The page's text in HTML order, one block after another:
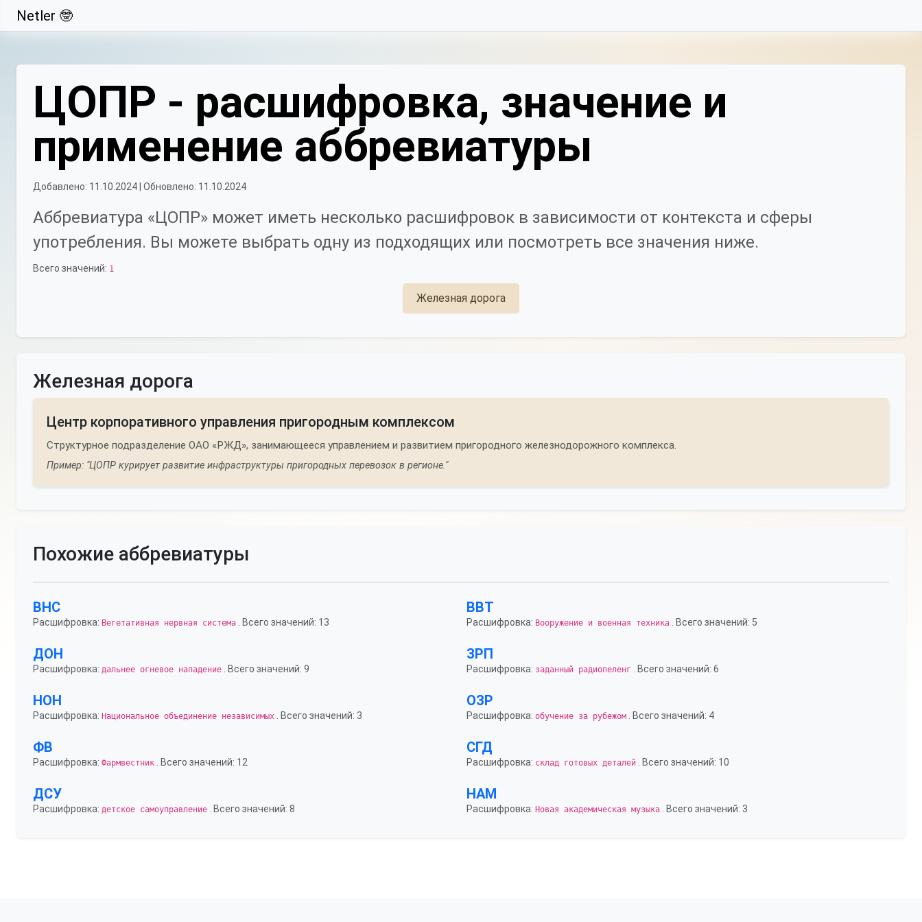
Свернуть
Netler 🤓
ЦОПР - расшифровка, значение и
применение аббревиатуры
Добавлено: 11.10.2024 | Обновлено: 11.10.2024
Аббревиатура «ЦОПР» может иметь несколько расшифровок в зависимости от контекста и сферы
употребления. Вы можете выбрать одну из подходящих или посмотреть все значения ниже.
Всего значений: 1
Железная дорога
Железная дорога
Центр корпоративного управления пригородным комплексом
Структурное подразделение ОАО «РЖД», занимающееся управлением и развитием пригородного железнодорожного комплекса.
Пример: "ЦОПР курирует развитие инфраструктуры пригородных перевозок в регионе."
Похожие аббревиатуры
ВНС
Расшифровка: Вегетативная нервная система . Всего значений: 13
ВВТ
Расшифровка: Вооружение и военная техника . Всего значений: 5
ДОН
Расшифровка: дальнее огневое нападение . Всего значений: 9
ЗРП
Расшифровка: заданный радиопеленг . Всего значений: 6
НОН
Расшифровка: Национальное объединение независимых . Всего значений: 3
ОЗР
Расшифровка: обучение за рубежом . Всего значений: 4
ФВ
Расшифровка: Фармвестник . Всего значений: 12
СГД
Расшифровка: склад готовых деталей . Всего значений: 10
ДСУ
Расшифровка: детское самоуправление . Всего значений: 8
НАМ
Расшифровка: Новая академическая музыка . Всего значений: 3